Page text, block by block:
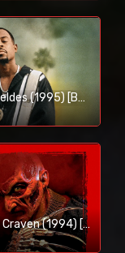
Bad Boys: Dos policías rebeldes (1995) [BR-RIP] [HD-1080p]
La nueva pesadilla de Wes Craven (1994) [BR-RIP] [HD-1080p]